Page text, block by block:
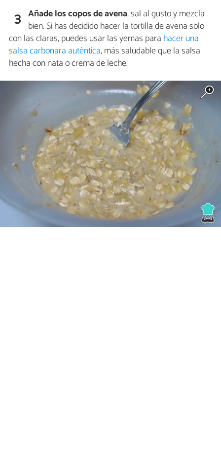
3 Añade los copos de avena, sal al gusto y mezcla
bien. Si has decidido hacer la tortilla de avena solo
con las claras, puedes usar las yemas para hacer una
salsa carbonara auténtica, más saludable que la salsa
hecha con nata o crema de leche.